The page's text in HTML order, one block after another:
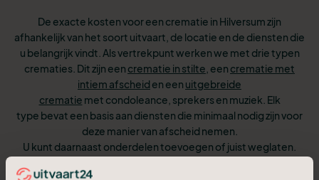
De exacte kosten voor een crematie in Hilversum zijn
afhankelijk van het soort uitvaart, de locatie en de diensten die
u belangrijk vindt. Als vertrekpunt werken we met drie typen
crematies. Dit zijn een crematie in stilte , een crematie met
intiem afscheid en een uitgebreide
crematie met condoleance, sprekers en muziek. Elk
type bevat een basis aan diensten die minimaal nodig zijn voor
deze manier van afscheid nemen.
U kunt daarnaast onderdelen toevoegen of juist weglaten.